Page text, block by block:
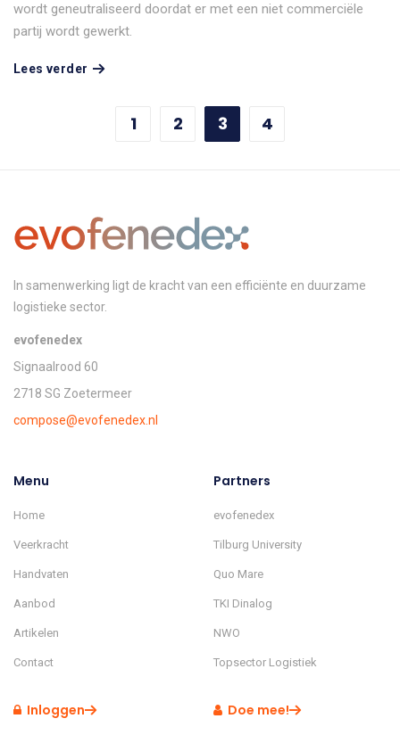
wordt geneutraliseerd doordat er met een niet commerciële
partij wordt gewerkt.
Lees verder
1 2 3 4
In samenwerking ligt de kracht van een efficiënte en duurzame
logistieke sector.
evofenedex
Signaalrood 60
2718 SG Zoetermeer
compose@evofenedex.nl
Menu
Home
Veerkracht
Handvaten
Aanbod
Artikelen
Contact
Partners
evofenedex
Tilburg University
Quo Mare
TKI Dinalog
NWO
Topsector Logistiek
Inloggen Doe mee!